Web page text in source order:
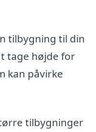
tilbygning til din
tage højde for
kan påvirke
tilbygninger